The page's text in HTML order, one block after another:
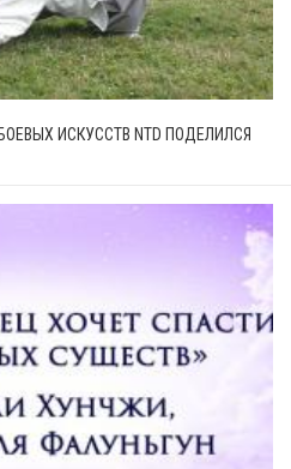
ИСКУССТВ NTD ПОДЕЛИЛСЯ